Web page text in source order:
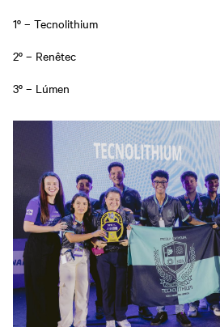
1º – Tecnolithium
2º – Renêtec
3º – Lúmen